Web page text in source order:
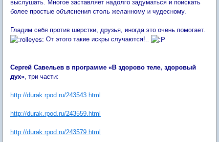
выслушать. Многое заставляет надолго задуматься и поискать
более простые объяснения столь желанному и чудесному.
Гладим себя против шерстки, друзья, иногда это очень помогает.
От этого такие искры случаются!..
Сергей Савельев в программе «В здорово теле, здоровый
дух», три части:
http://durak.rpod.ru/243543.html
http://durak.rpod.ru/243559.html
http://durak.rpod.ru/243579.html